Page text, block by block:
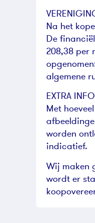
Na het
De
208,38 per
algemene
EXTRA
Met
worden
indicatief.
Wij maken
wordt er